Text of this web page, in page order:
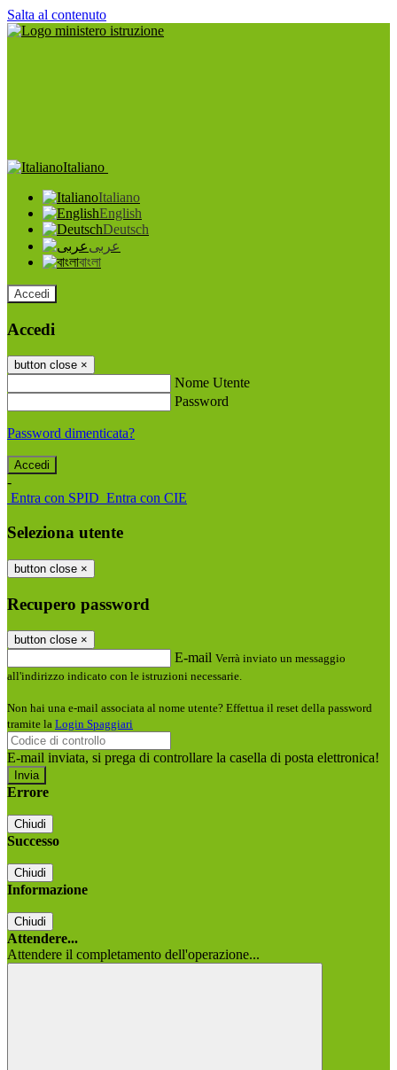
Salta al contenuto
Italiano
Italiano
English
Deutsch
عربى
বাংলা
Accedi
Accedi
button close ×
Nome Utente
Password
Password dimenticata?
-
Entra con SPID Entra con CIE
Seleziona utente
button close ×
Recupero password
button close ×
E-mail Verrà inviato un messaggio
all'indirizzo indicato con le istruzioni necessarie.
Non hai una e-mail associata al nome utente? Effettua il reset della password
tramite la Login Spaggiari
E-mail inviata, si prega di controllare la casella di posta elettronica!
Errore
Chiudi
Successo
Chiudi
Informazione
Chiudi
Attendere...
Attendere il completamento dell'operazione...